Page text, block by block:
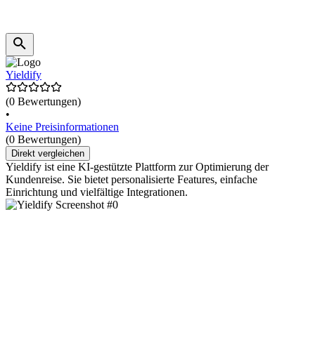
Yieldify
(0 Bewertungen)
•
Keine Preisinformationen
(0 Bewertungen)
Direkt vergleichen
Yieldify ist eine KI-gestützte Plattform zur Optimierung der
Kundenreise. Sie bietet personalisierte Features, einfache
Einrichtung und vielfältige Integrationen.